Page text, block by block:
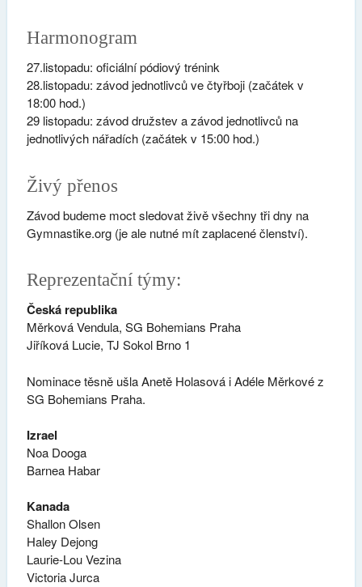
Harmonogram
27.listopadu: oficiální pódiový trénink
28.listopadu: závod jednotlivců ve čtyřboji (začátek v
18:00 hod.)
29 listopadu: závod družstev a závod jednotlivců na
jednotlivých nářadích (začátek v 15:00 hod.)
Živý přenos
Závod budeme moct sledovat živě všechny tři dny na
Gymnastike.org (je ale nutné mít zaplacené členství).
Reprezentační týmy:
Česká republika
Měrková Vendula, SG Bohemians Praha
Jiříková Lucie, TJ Sokol Brno 1
Nominace těsně ušla Anetě Holasová i Adéle Měrkové z
SG Bohemians Praha.
Izrael
Noa Dooga
Barnea Habar
Kanada
Shallon Olsen
Haley Dejong
Laurie-Lou Vezina
Victoria Jurca